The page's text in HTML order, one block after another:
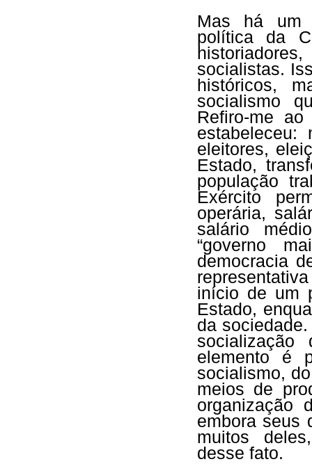
Mas há um
política da
socialistas.
históricos,
socialismo
Refiro-me
estabeleceu:
eleitores,
Estado,
população
Exército
operária,
salário
“governo
democracia
início de um
Estado,
da
elemento é
socialismo,
meios de
organização
embora seus
muitos
desse fato.